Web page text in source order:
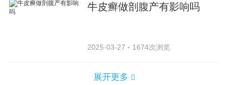
牛皮癣做剖腹产有影响吗
2025-03-27 1674次浏览
展开更多